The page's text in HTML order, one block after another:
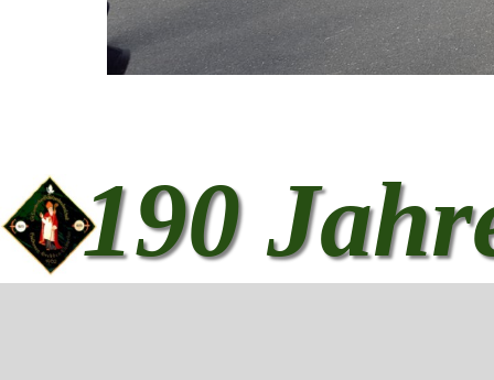
190